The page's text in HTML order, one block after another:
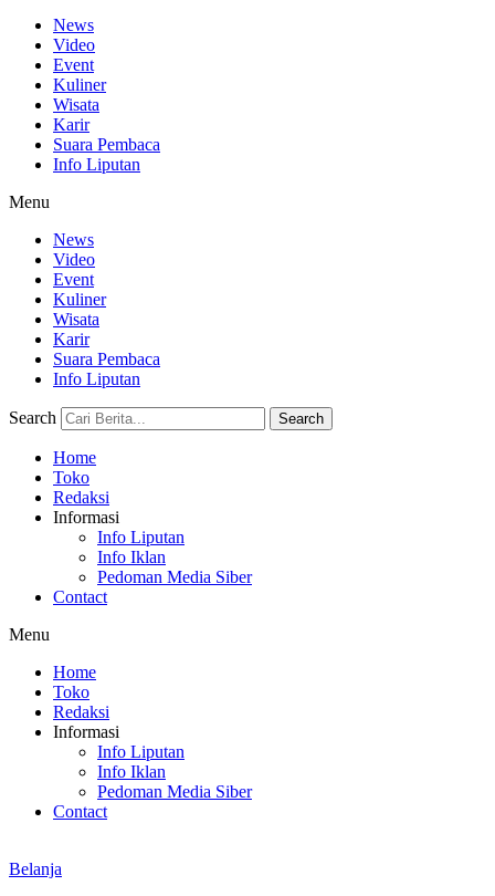
News
Video
Event
Kuliner
Wisata
Karir
Suara Pembaca
Info Liputan
Menu
News
Video
Event
Kuliner
Wisata
Karir
Suara Pembaca
Info Liputan
Search Search
Home
Toko
Redaksi
Informasi
Info Liputan
Info Iklan
Pedoman Media Siber
Contact
Menu
Home
Toko
Redaksi
Informasi
Info Liputan
Info Iklan
Pedoman Media Siber
Contact
Belanja